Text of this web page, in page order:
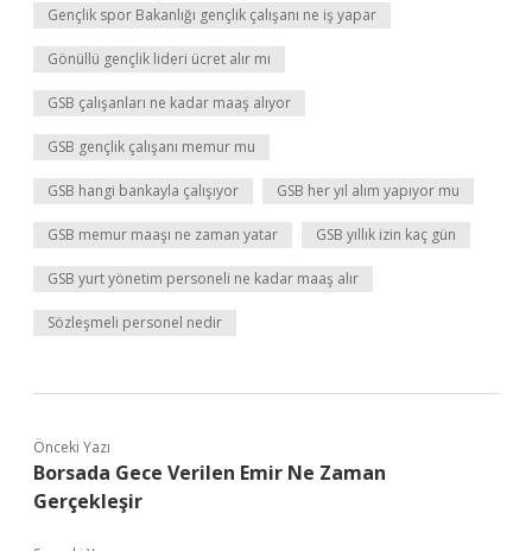
Gençlik spor Bakanlığı gençlik çalışanı ne iş yapar
Gönüllü gençlik lideri ücret alır mı
GSB çalışanları ne kadar maaş alıyor
GSB gençlik çalışanı memur mu
GSB hangi bankayla çalışıyor GSB her yıl alım yapıyor mu
GSB memur maaşı ne zaman yatar GSB yıllık izin kaç gün
GSB yurt yönetim personeli ne kadar maaş alır
Sözleşmeli personel nedir
Önceki Yazı
Borsada Gece Verilen Emir Ne Zaman
Gerçekleşir